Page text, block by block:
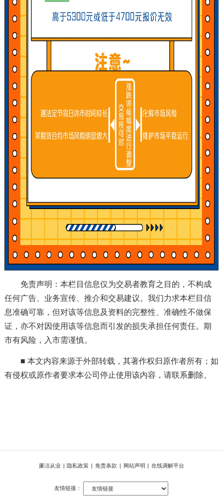
免责声明：本栏目信息仅为交易者教育之目的，不构成
任何广告、业务宣传、推介和交易建议。我们力求本栏目信
息准确可靠，但对该等信息及资料的完整性、准确性不做保
证，亦不对因使用该等信息而引发的损失承担任何责任。期
市有风险，入市需谨慎。
■ 本文内容来源于外部转载，其著作权归原作者所有；如
有侵权或原作者要求本公司停止使用该内容，请联系删除。
廉洁从业 | 隐私政策 | 免责条款 | 网站声明 | 在线调解平台
友情链接：